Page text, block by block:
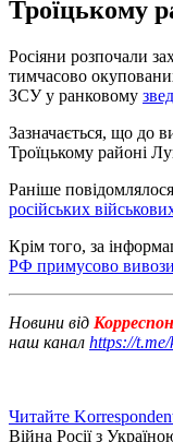
Троїцькому
Росіяни розпочали
тимчасово
ЗСУ у ранковому
Зазначається, що до
Троїцькому районі
Раніше
російських
Крім того, за
РФ примусово
Новини від
наш канал https://
Читайте
Війна Росії з